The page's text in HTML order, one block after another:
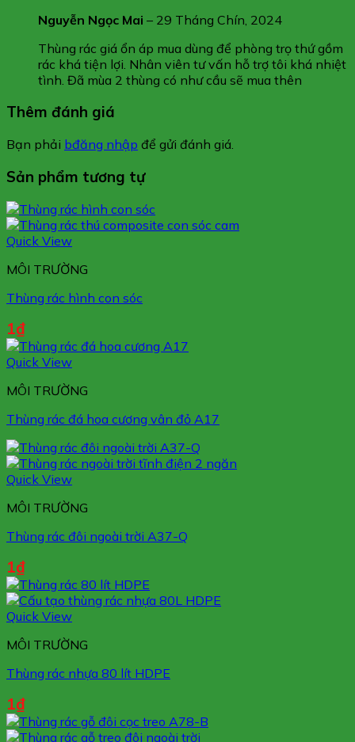
Nguyễn Ngọc Mai – 29 Tháng Chín, 2024
Thùng rác giá ổn áp mua dùng để phòng trọ thứ gồm
rác khá tiện lợi. Nhân viên tư vấn hỗ trợ tôi khá nhiệt
tình. Đã mùa 2 thùng có như cầu sẽ mua thên
Thêm đánh giá
Bạn phải bđăng nhập để gửi đánh giá.
Sản phẩm tương tự
Quick View
MÔI TRƯỜNG
Thùng rác hình con sóc
1₫
Quick View
MÔI TRƯỜNG
Thùng rác đá hoa cương vân đỏ A17
Quick View
MÔI TRƯỜNG
Thùng rác đôi ngoài trời A37-Q
1₫
Quick View
MÔI TRƯỜNG
Thùng rác nhựa 80 lít HDPE
1₫